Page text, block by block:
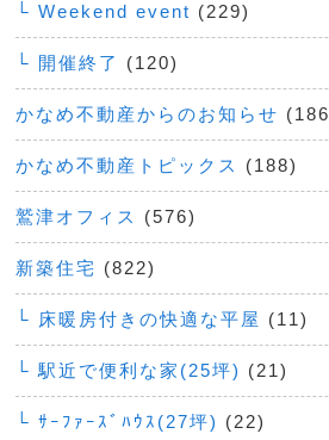
└ Weekend event (229)
└ 開催終了 (120)
かなめ不動産からのお知らせ
かなめ不動産トピックス (188)
鷲津オフィス (576)
新築住宅 (822)
└ 床暖房付きの快適な平屋 (11)
└ 駅近で便利な家(25坪) (21)
└ ｻｰﾌｧｰｽﾞﾊｳｽ(27坪) (22)